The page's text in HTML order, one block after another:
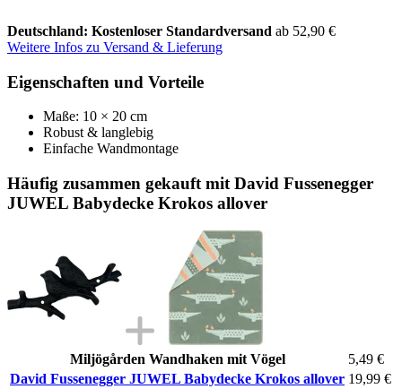
Deutschland: Kostenloser Standardversand ab 52,90 €
Weitere Infos zu Versand & Lieferung
Eigenschaften und Vorteile
Maße: 10 × 20 cm
Robust & langlebig
Einfache Wandmontage
Häufig zusammen gekauft mit David Fussenegger
JUWEL Babydecke Krokos allover
Miljögården Wandhaken mit Vögel
5,49 €
David Fussenegger JUWEL Babydecke Krokos allover 19,99 €